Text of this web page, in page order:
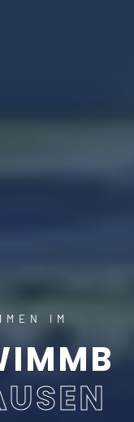
IM